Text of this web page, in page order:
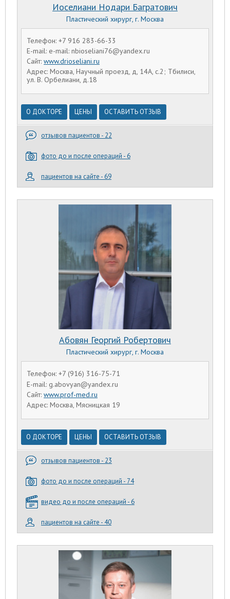
Телефон: +7 916 283-66-33
E-mail: e-mail: nbioseliani76@yandex.ru
Сайт: www.drioseliani.ru
Адрес: Москва, Научный проезд, д, 14А, с.2; Тбилиси,
ул. В. Орбелиани, д.18
Иоселиани Нодари Багратович
Пластический хирург, г. Москва
О ДОКТОРЕ ЦЕНЫ ОСТАВИТЬ ОТЗЫВ
отзывов пациентов - 22
фото до и после операций - 6
пациентов на сайте - 69
Телефон: +7 (916) 316-75-71
E-mail: g.abovyan@yandex.ru
Сайт: www.prof-med.ru
Адрес: Москва, Мясницкая 19
Абовян Георгий Робертович
Пластический хирург, г. Москва
О ДОКТОРЕ ЦЕНЫ ОСТАВИТЬ ОТЗЫВ
отзывов пациентов - 23
фото до и после операций - 74
видео до и после операций - 6
пациентов на сайте - 40